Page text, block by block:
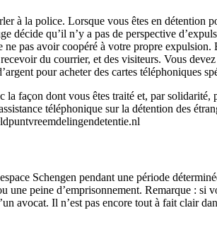
à la police. Lorsque vous êtes en détention
décide qu’il n’y a pas de perspective
pas avoir coopéré à votre propre
du courrier, et des visiteurs. Vous
pour acheter des cartes téléphoniques
la façon dont vous êtes traité et, par
téléphonique sur la détention des
Schengen pendant une période
une peine d’emprisonnement. Remarque :
avocat. Il n’est pas encore tout à fait clair